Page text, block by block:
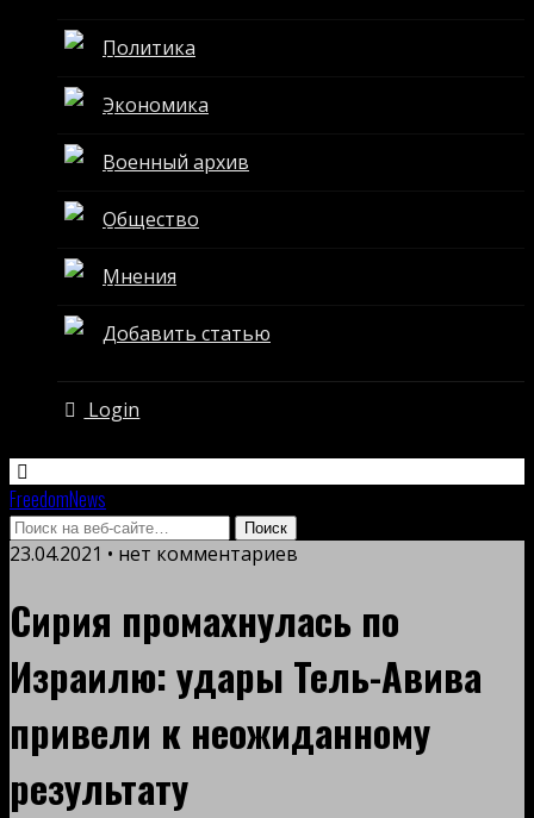
Политика
Экономика
Военный архив
Общество
Мнения
Добавить статью
Login
FreedomNews
23.04.2021 • нет комментариев
Сирия промахнулась по
Израилю: удары Тель-Авива
привели к неожиданному
результату